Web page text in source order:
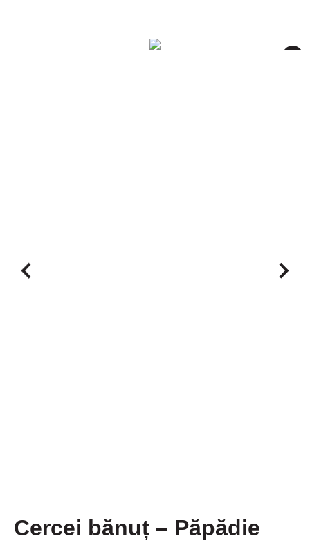
Cercei bănuț – Păpădie